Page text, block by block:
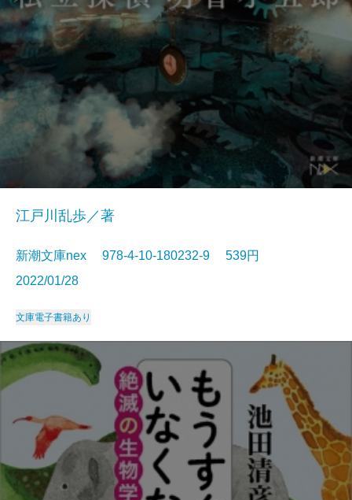
江戸川乱歩／著
新潮文庫nex 978-4-10-180232-9 539円
2022/01/28
文庫電子書籍あり